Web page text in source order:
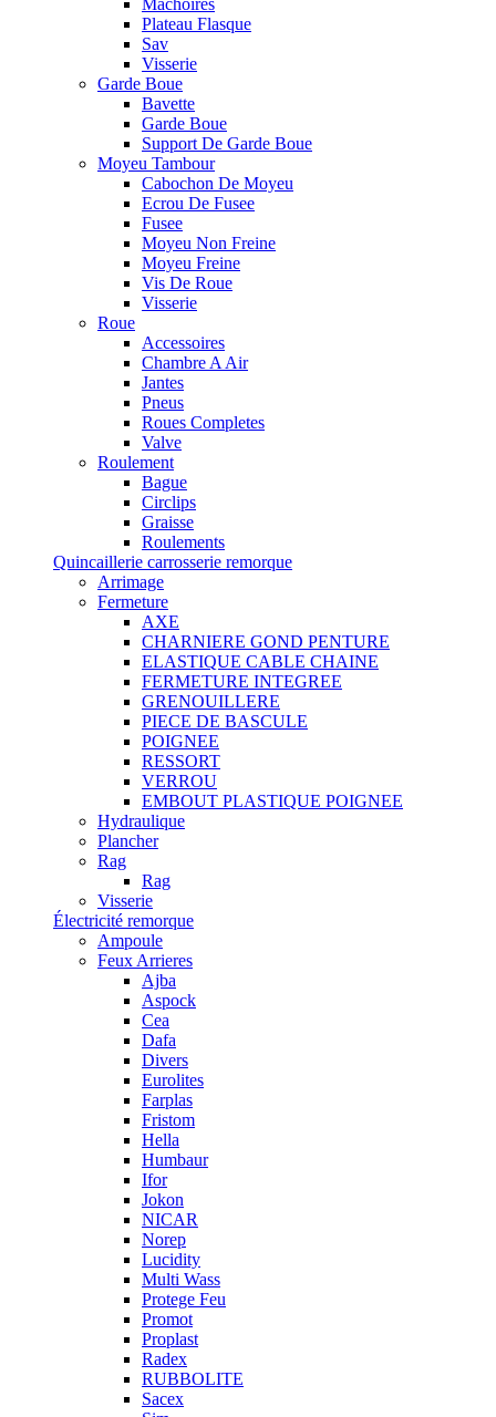
Machoires
Plateau Flasque
Sav
Visserie
Garde Boue
Bavette
Garde Boue
Support De Garde Boue
Moyeu Tambour
Cabochon De Moyeu
Ecrou De Fusee
Fusee
Moyeu Non Freine
Moyeu Freine
Vis De Roue
Visserie
Roue
Accessoires
Chambre A Air
Jantes
Pneus
Roues Completes
Valve
Roulement
Bague
Circlips
Graisse
Roulements
Quincaillerie carrosserie remorque
Arrimage
Fermeture
AXE
CHARNIERE GOND PENTURE
ELASTIQUE CABLE CHAINE
FERMETURE INTEGREE
GRENOUILLERE
PIECE DE BASCULE
POIGNEE
RESSORT
VERROU
EMBOUT PLASTIQUE POIGNEE
Hydraulique
Plancher
Rag
Rag
Visserie
Électricité remorque
Ampoule
Feux Arrieres
Ajba
Aspock
Cea
Dafa
Divers
Eurolites
Farplas
Fristom
Hella
Humbaur
Ifor
Jokon
NICAR
Norep
Lucidity
Multi Wass
Protege Feu
Promot
Proplast
Radex
RUBBOLITE
Sacex